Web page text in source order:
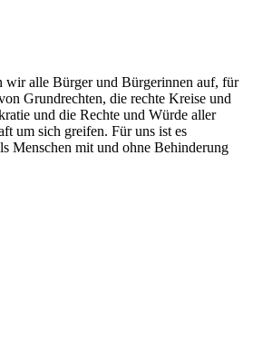
wir alle Bürger und Bürgerinnen auf, für
Grundrechten, die rechte Kreise und
und die Rechte und Würde aller
um sich greifen. Für uns ist es
Menschen mit und ohne Behinderung